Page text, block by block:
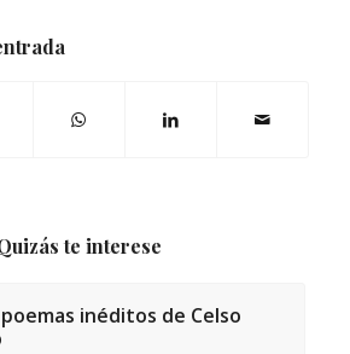
te interese
inéditos de Celso